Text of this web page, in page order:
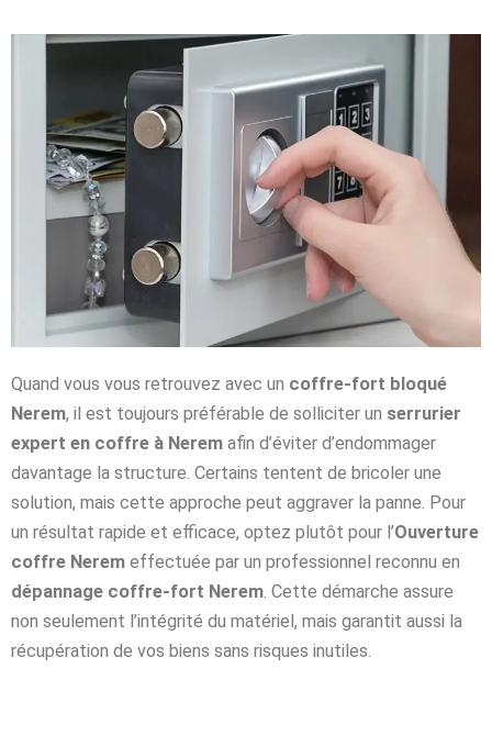
Quand vous vous retrouvez avec un coffre-fort bloqué
Nerem, il est toujours préférable de solliciter un serrurier
expert en coffre à Nerem afin d’éviter d’endommager
davantage la structure. Certains tentent de bricoler une
solution, mais cette approche peut aggraver la panne. Pour
un résultat rapide et efficace, optez plutôt pour l’Ouverture
coffre Nerem effectuée par un professionnel reconnu en
dépannage coffre-fort Nerem. Cette démarche assure
non seulement l’intégrité du matériel, mais garantit aussi la
récupération de vos biens sans risques inutiles.